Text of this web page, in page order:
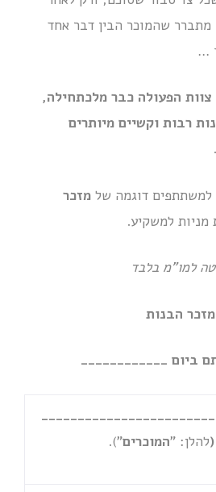
שהמוכר הבין דבר אחד
…
הפעולה כבר מלכתחילה,
רבות וקשיים מיותרים
.
למשתתפים דוגמה של מזכר
למשקיע.
למו"מ בלבד
מזכר הבנות
ביום ____________
________________________
(להלן: "המוכרים").